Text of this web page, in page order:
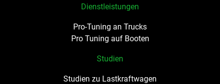
Dienstleistungen
Pro-Tuning an Trucks
Pro Tuning auf Booten
Studien
Studien zu Lastkraftwagen